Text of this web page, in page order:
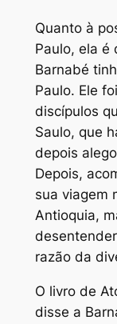
Quanto à
Paulo, ela é
Barnabé
Paulo. Ele
discípulos
Saulo, que
depois
Depois,
sua viagem
Antioquia,
razão da
O livro de
disse a